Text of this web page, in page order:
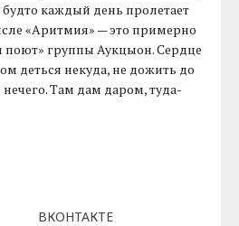
будто каждый день пролетает
«Аритмия» — это примерно
поют» группы Аукцыон. Сердце
деться некуда, не дожить до
Там дам даром, туда-
ВКОНТАКТЕ